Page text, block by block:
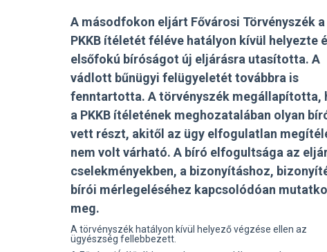
A másodfokon eljárt Fővárosi Törvényszék a
PKKB ítéletét féléve hatályon kívül helyezte
elsőfokú bíróságot új eljárásra utasította. A
vádlott bűnügyi felügyeletét továbbra is
fenntartotta. A törvényszék megállapította,
a PKKB ítéletének meghozatalában olyan
vett részt, akitől az ügy elfogulatlan
nem volt várható. A bíró elfogultsága az
cselekményekben, a bizonyításhoz,
bírói mérlegeléséhez kapcsolódóan
meg.
A törvényszék hatályon kívül helyező végzése ellen az
ügyészség fellebbezett.